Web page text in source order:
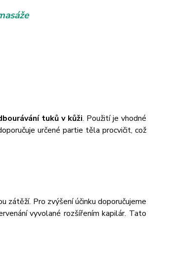
tuků v kůži. Použití je vhodné
určené partie těla procvičit, což
Pro zvýšení účinku doporučujeme
vyvolané rozšířením kapilár. Tato